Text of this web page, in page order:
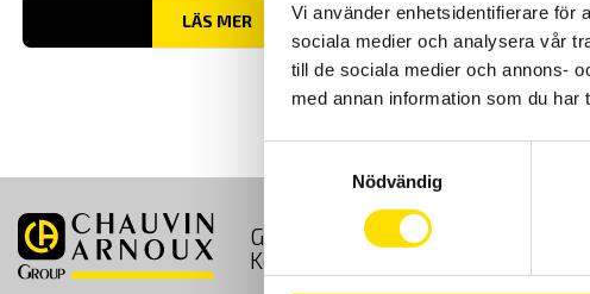
Vi använder enhetsidentifierare för
sociala medier och analysera vår
till de sociala medier och annons-
med annan information som du
Nödvändig
LÄS MER
GDPR Köpvillkor
Kontakt